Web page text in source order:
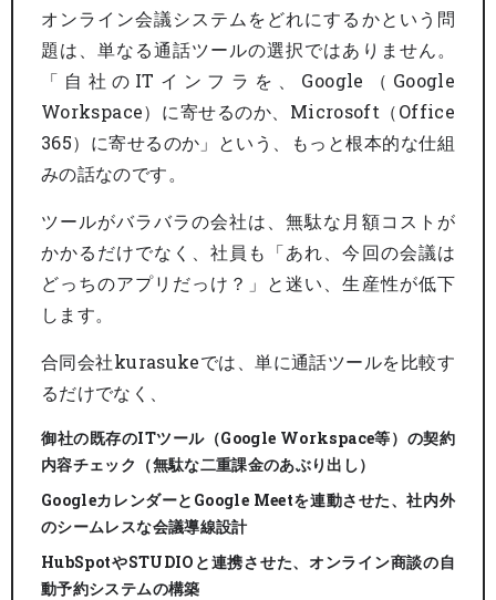
オンライン会議システムをどれにするかという問
題は、単なる通話ツールの選択ではありません。
「自社のITインフラを、Google（Google
Workspace）に寄せるのか、Microsoft（Office
365）に寄せるのか」という、もっと根本的な仕組
みの話なのです。
ツールがバラバラの会社は、無駄な月額コストが
かかるだけでなく、社員も「あれ、今回の会議は
どっちのアプリだっけ？」と迷い、生産性が低下
します。
合同会社kurasukeでは、単に通話ツールを比較す
るだけでなく、
御社の既存のITツール（Google Workspace等）の契約
内容チェック（無駄な二重課金のあぶり出し）
GoogleカレンダーとGoogle Meetを連動させた、社内外
のシームレスな会議導線設計
HubSpotやSTUDIOと連携させた、オンライン商談の自
動予約システムの構築